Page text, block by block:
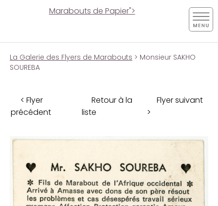
Marabouts de Papier">
La Galerie des Flyers de Marabouts > Monsieur SAKHO
SOUREBA
< Flyer
précédent
Retour à la
liste
Flyer suivant
>